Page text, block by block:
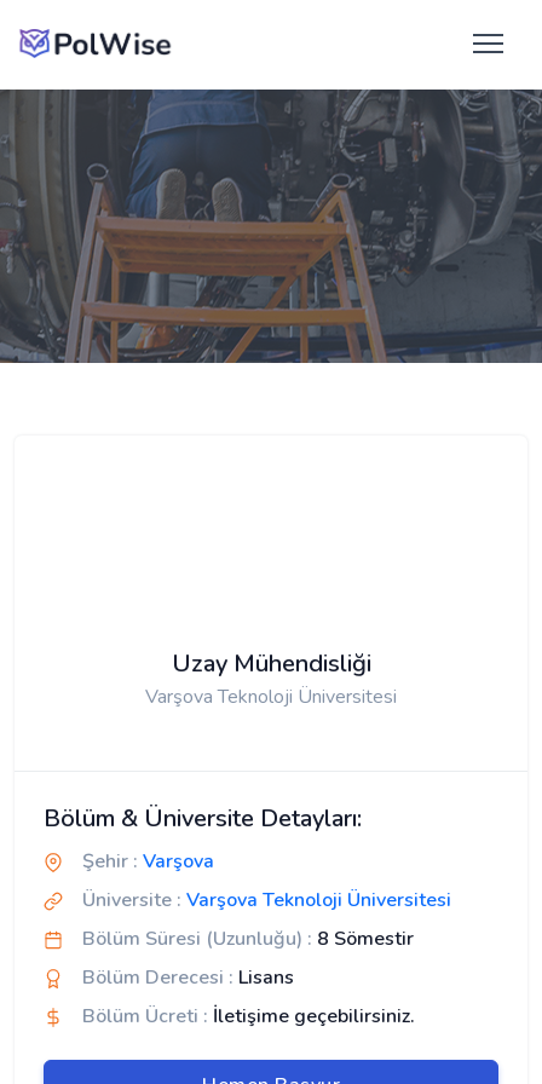
Uzay Mühendisliği
Varşova Teknoloji Üniversitesi
Bölüm & Üniversite Detayları:
Şehir : Varşova
Üniversite : Varşova Teknoloji Üniversitesi
Bölüm Süresi (Uzunluğu) : 8 Sömestir
Bölüm Derecesi : Lisans
Bölüm Ücreti : İletişime geçebilirsiniz.